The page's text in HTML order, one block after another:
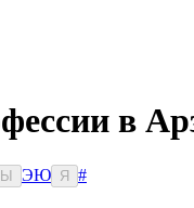
в
Ы ЭЮ Я
#